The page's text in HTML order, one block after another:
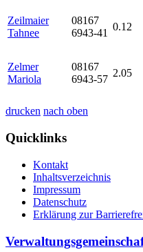
Zeilmaier
Tahnee
08167
6943-41
0.12
Zelmer
Mariola
08167
6943-57
2.05
drucken nach oben
Quicklinks
Kontakt
Inhaltsverzeichnis
Impressum
Datenschutz
Erklärung zur